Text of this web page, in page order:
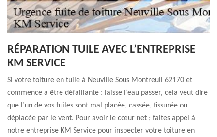
RÉPARATION TUILE AVEC L’ENTREPRISE
KM SERVICE
Si votre toiture en tuile à Neuville Sous Montreuil 62170 et
commence à être défaillante : laisse l’eau passer, cela veut dire
que l’un de vos tuiles sont mal placée, cassée, fissurée ou
déplacée par le vent. Pour avoir le cœur net ; faites appel à
notre entreprise KM Service pour inspecter votre toiture en